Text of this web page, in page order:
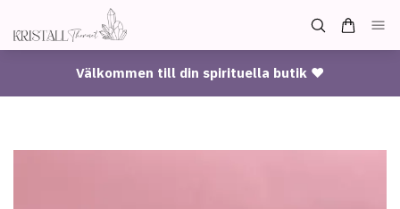
Välkommen till din spirituella butik ♥